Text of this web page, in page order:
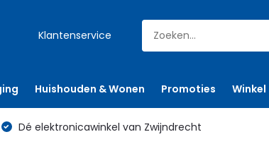
Klantenservice
Huishouden & Wonen Promoties Winkel
Dé elektronicawinkel van Zwijndrecht